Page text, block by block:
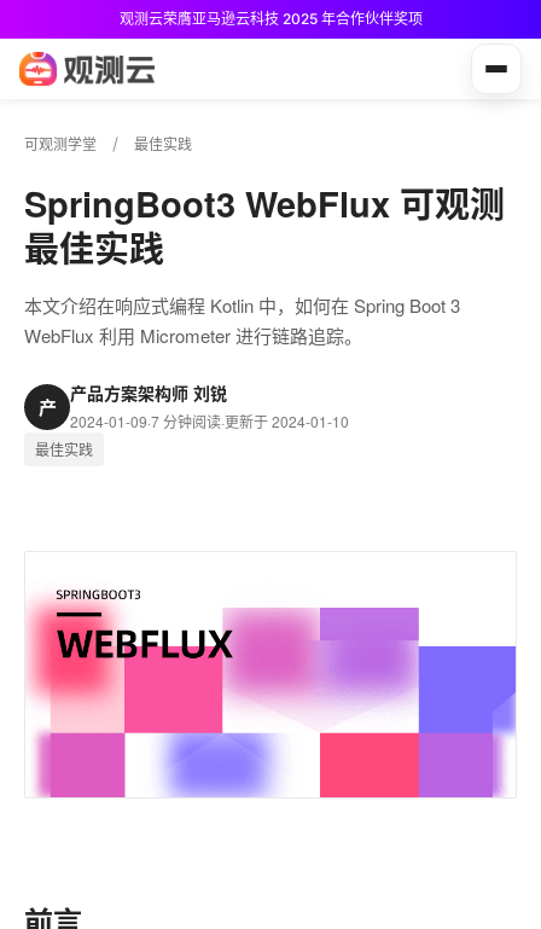
观测云荣膺亚马逊云科技 2025 年合作伙伴奖项
可观测学堂 最佳实践
SpringBoot3 WebFlux 可观测
最佳实践
本文介绍在响应式编程 Kotlin 中，如何在 Spring Boot 3
WebFlux 利用 Micrometer 进行链路追踪。
产
产品方案架构师 刘锐
2024-01-09·7 分钟阅读·更新于 2024-01-10
最佳实践
前言